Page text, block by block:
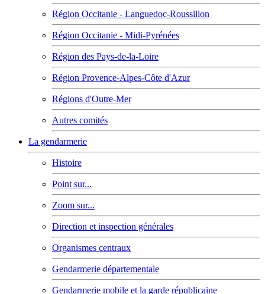
Région Occitanie - Languedoc-Roussillon
Région Occitanie - Midi-Pyrénées
Région des Pays-de-la-Loire
Région Provence-Alpes-Côte d'Azur
Régions d'Outre-Mer
Autres comités
La gendarmerie
Histoire
Point sur...
Zoom sur...
Direction et inspection générales
Organismes centraux
Gendarmerie départementale
Gendarmerie mobile et la garde républicaine